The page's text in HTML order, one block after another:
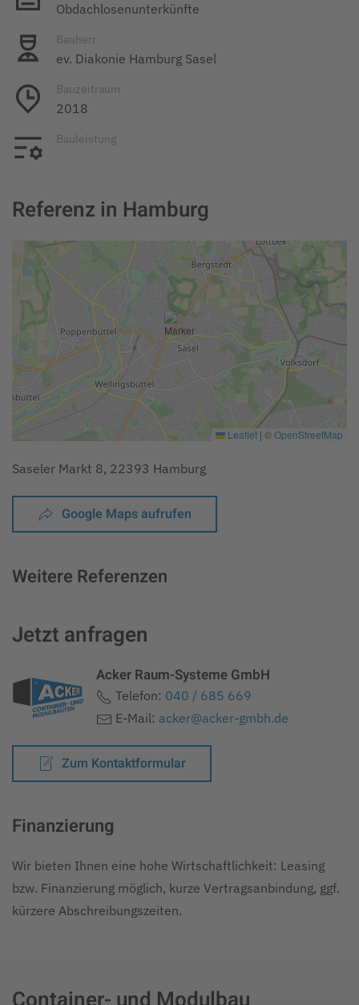
Obdachlosenunterkünfte
Bauherr
ev. Diakonie Hamburg Sasel
Bauzeitraum
2018
Bauleistung
Referenz in Hamburg
Leaflet | ©OpenStreetMap
Saseler Markt 8, 22393 Hamburg
Google Maps aufrufen
Weitere Referenzen
Jetzt anfragen
Acker Raum-Systeme GmbH
Telefon: 040 / 685 669
E-Mail: acker@acker-gmbh.de
Zum Kontaktformular
Finanzierung
Wir bieten Ihnen eine hohe Wirtschaftlichkeit: Leasing
bzw. Finanzierung möglich, kurze Vertragsanbindung, ggf.
kürzere Abschreibungszeiten.